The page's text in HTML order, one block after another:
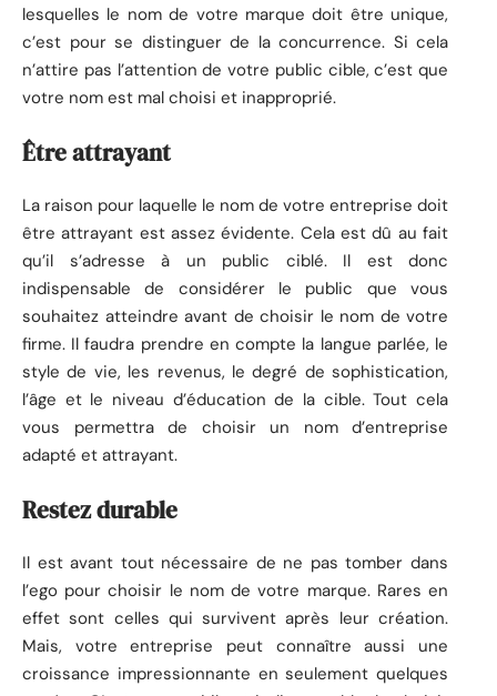
lesquelles le nom de votre marque doit être unique,
c’est pour se distinguer de la concurrence. Si cela
n’attire pas l’attention de votre public cible, c’est que
votre nom est mal choisi et inapproprié.
Être attrayant
La raison pour laquelle le nom de votre entreprise doit
être attrayant est assez évidente. Cela est dû au fait
qu’il s’adresse à un public ciblé. Il est donc
indispensable de considérer le public que vous
souhaitez atteindre avant de choisir le nom de votre
firme. Il faudra prendre en compte la langue parlée, le
style de vie, les revenus, le degré de sophistication,
l’âge et le niveau d’éducation de la cible. Tout cela
vous permettra de choisir un nom d’entreprise
adapté et attrayant.
Restez durable
Il est avant tout nécessaire de ne pas tomber dans
l’ego pour choisir le nom de votre marque. Rares en
effet sont celles qui survivent après leur création.
Mais, votre entreprise peut connaître aussi une
croissance impressionnante en seulement quelques